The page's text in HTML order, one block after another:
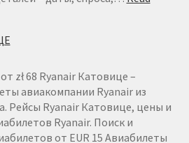
zł 68 Ryanair Катовице –
авиакомпании Ryanair из
Рейсы Ryanair Катовице, цены и
Ryanair. Поиск и
от EUR 15 Авиабилеты